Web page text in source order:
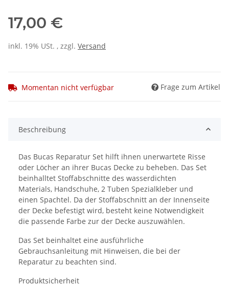
17,00 €
inkl. 19% USt. , zzgl. Versand
Momentan nicht verfügbar Frage zum Artikel
Beschreibung
Das Bucas Reparatur Set hilft ihnen unerwartete Risse
oder Löcher an ihrer Bucas Decke zu beheben. Das Set
beinhalltet Stoffabschnitte des wasserdichten
Materials, Handschuhe, 2 Tuben Spezialkleber und
einen Spachtel. Da der Stoffabschnitt an der Innenseite
der Decke befestigt wird, besteht keine Notwendigkeit
die passende Farbe zur der Decke auszuwählen.
Das Set beinhaltet eine ausführliche
Gebrauchsanleitung mit Hinweisen, die bei der
Reparatur zu beachten sind.
Produktsicherheit